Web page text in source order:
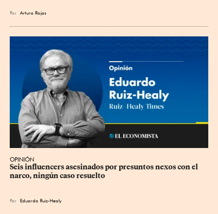
Por Arturo Rojas
OPINIÓN
Seis influencers asesinados por presuntos nexos con el
narco, ningún caso resuelto
Por Eduardo Ruiz-Healy